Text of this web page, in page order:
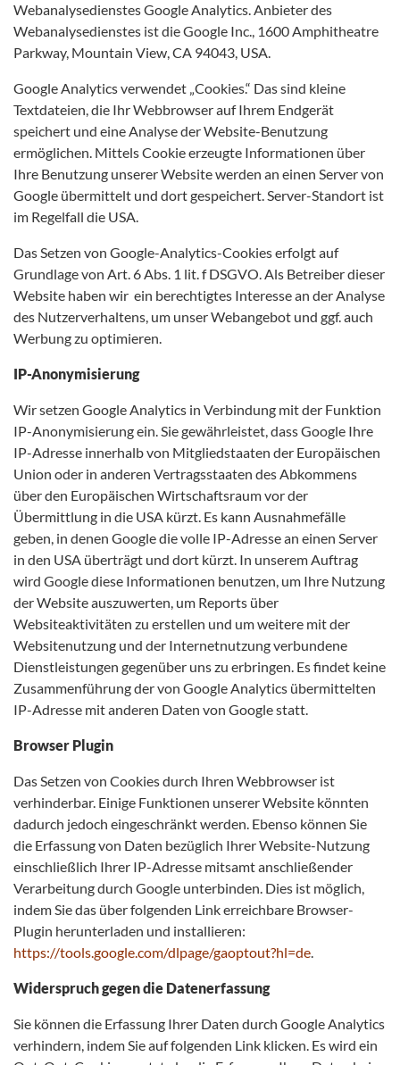
Webanalysedienstes Google Analytics. Anbieter des
Webanalysedienstes ist die Google Inc., 1600 Amphitheatre
Parkway, Mountain View, CA 94043, USA.
Google Analytics verwendet „Cookies.“ Das sind kleine
Textdateien, die Ihr Webbrowser auf Ihrem Endgerät
speichert und eine Analyse der Website-Benutzung
ermöglichen. Mittels Cookie erzeugte Informationen über
Ihre Benutzung unserer Website werden an einen Server von
Google übermittelt und dort gespeichert. Server-Standort ist
im Regelfall die USA.
Das Setzen von Google-Analytics-Cookies erfolgt auf
Grundlage von Art. 6 Abs. 1 lit. f DSGVO. Als Betreiber dieser
Website haben wir ein berechtigtes Interesse an der Analyse
des Nutzerverhaltens, um unser Webangebot und ggf. auch
Werbung zu optimieren.
IP-Anonymisierung
Wir setzen Google Analytics in Verbindung mit der Funktion
IP-Anonymisierung ein. Sie gewährleistet, dass Google Ihre
IP-Adresse innerhalb von Mitgliedstaaten der Europäischen
Union oder in anderen Vertragsstaaten des Abkommens
über den Europäischen Wirtschaftsraum vor der
Übermittlung in die USA kürzt. Es kann Ausnahmefälle
geben, in denen Google die volle IP-Adresse an einen Server
in den USA überträgt und dort kürzt. In unserem Auftrag
wird Google diese Informationen benutzen, um Ihre Nutzung
der Website auszuwerten, um Reports über
Websiteaktivitäten zu erstellen und um weitere mit der
Websitenutzung und der Internetnutzung verbundene
Dienstleistungen gegenüber uns zu erbringen. Es findet keine
Zusammenführung der von Google Analytics übermittelten
IP-Adresse mit anderen Daten von Google statt.
Browser Plugin
Das Setzen von Cookies durch Ihren Webbrowser ist
verhinderbar. Einige Funktionen unserer Website könnten
dadurch jedoch eingeschränkt werden. Ebenso können Sie
die Erfassung von Daten bezüglich Ihrer Website-Nutzung
einschließlich Ihrer IP-Adresse mitsamt anschließender
Verarbeitung durch Google unterbinden. Dies ist möglich,
indem Sie das über folgenden Link erreichbare Browser-
Plugin herunterladen und installieren:
https://tools.google.com/dlpage/gaoptout?hl=de.
Widerspruch gegen die Datenerfassung
Sie können die Erfassung Ihrer Daten durch Google Analytics
verhindern, indem Sie auf folgenden Link klicken. Es wird ein